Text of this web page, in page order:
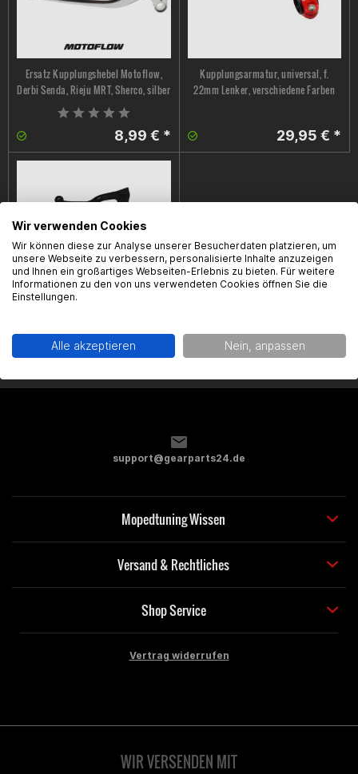
Ersatz Kupplungshebel Motoflow,
Derbi Senda, Rieju MRT, Sherco, silber
8,99 € *
Kupplungsarmatur, universal, f.
22mm Lenker, verschiedene Farben
29,95 € *
Kupplungshebel Polisport APT, Beta
RR 50 ab Bj.06, Sherco SE/SM 50 ab
19,99 € *
support@gearparts24.de
Mopedtuning Wissen
Versand & Rechtliches
Shop Service
Vertrag widerrufen
WIR VERSENDEN MIT
Wir verwenden Cookies
Wir können diese zur Analyse unserer Besucherdaten platzieren, um
unsere Webseite zu verbessern, personalisierte Inhalte anzuzeigen
und Ihnen ein großartiges Webseiten-Erlebnis zu bieten. Für weitere
Informationen zu den von uns verwendeten Cookies öffnen Sie die
Einstellungen.
Alle akzeptieren Nein, anpassen